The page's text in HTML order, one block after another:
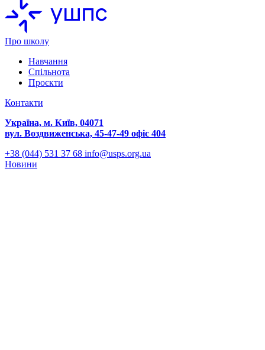
Про школу
Навчання
Спільнота
Проєкти
Контакти
Україна, м. Київ, 04071
вул. Воздвиженська, 45-47-49 офіс 404
+38 (044) 531 37 68 info@usps.org.ua
Новини